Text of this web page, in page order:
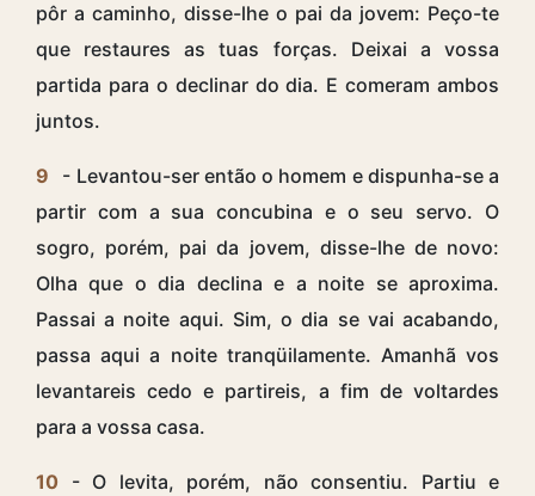
pôr a caminho, disse-lhe o pai da jovem: Peço-te
que restaures as tuas forças. Deixai a vossa
partida para o declinar do dia. E comeram ambos
juntos.
9
- Levantou-ser então o homem e dispunha-se a
partir com a sua concubina e o seu servo. O
sogro, porém, pai da jovem, disse-lhe de novo:
Olha que o dia declina e a noite se aproxima.
Passai a noite aqui. Sim, o dia se vai acabando,
passa aqui a noite tranqüilamente. Amanhã vos
levantareis cedo e partireis, a fim de voltardes
para a vossa casa.
10 - O levita, porém, não consentiu. Partiu e